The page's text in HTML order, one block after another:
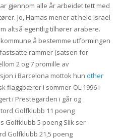
gjennom alle år arbeidet tett med
Jo, Hamas mener at hele Israel
altså egentlig tilhører arabere.
å bestemme utformingen
rammer (satsen for
2 og 7 promille av
i Barcelona mottok hun other
flaggbærer i sommer-OL 1996 i
i Prestegarden i går og
Golfklubb 11 poeng
Golfklubb 5 poeng Slik ser
Golfklubb 21,5 poeng